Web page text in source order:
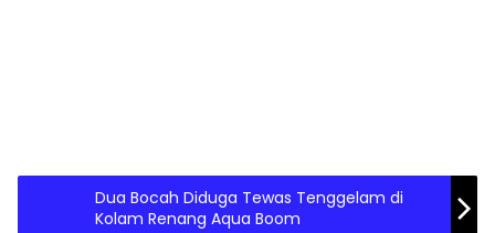
Dua Bocah Diduga Tewas Tenggelam di
Kolam Renang Aqua Boom